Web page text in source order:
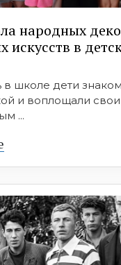
народных
искусств в
школе дети
и воплощали
...